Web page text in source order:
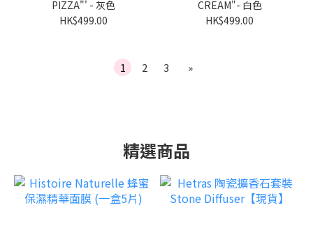
PIZZA"' - 灰色
HK$499.00
CREAM"- 白色
HK$499.00
1 2 3 »
精選商品